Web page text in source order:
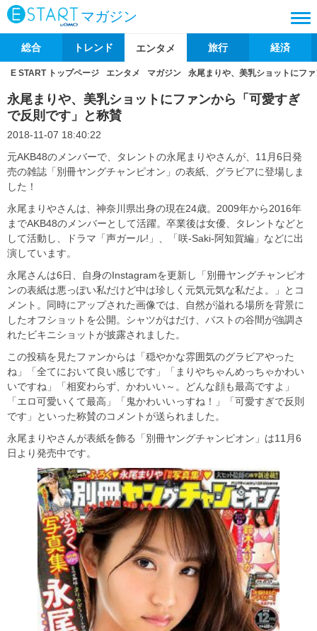
マガジン
総合 トレンド エンタメ 旅行 経済
E START トップページ エンタメ マガジン 永尾まりや、美乳ショットにフ
永尾まりや、美乳ショットにファンから「可愛すぎ
で反則です」と称賛
2018-11-07 18:40:22
元AKB48のメンバーで、タレントの永尾まりやさんが、11月6日発
売の雑誌「別冊ヤングチャンピオン」の表紙、グラビアに登場しま
した！
永尾まりやさんは、神奈川県出身の現在24歳。2009年から2016年
までAKB48のメンバーとして活躍。卒業後は女優、タレントなどと
して活動し、ドラマ「声ガール!」、「咲-Saki-阿知賀編」などに出
演しています。
永尾さんは6日、自身のInstagramを更新し「別冊ヤングチャンピオ
ンの表紙は悪っぽい私だけど中は珍しく元気元気な私だよ。」とコ
メント。同時にアップされた画像では、自然が溢れる場所を背景に
したオフショットを公開。シャツがはだけ、バストの谷間が強調さ
れたビキニショットが披露されました。
この投稿を見たファンからは「穏やかな雰囲気のグラビアやった
ね」「全てにおいて良い感じです」「まりやちゃんめっちゃかわい
いですね」「相変わらず、かわいい～。どんな顔も最高ですよ」
「エロ可愛いくて最高」「鬼かわいいっすね！」「可愛すぎで反則
です」といった称賛のコメントが送られました。
永尾まりやさんが表紙を飾る「別冊ヤングチャンピオン」は11月6
日より発売中です。